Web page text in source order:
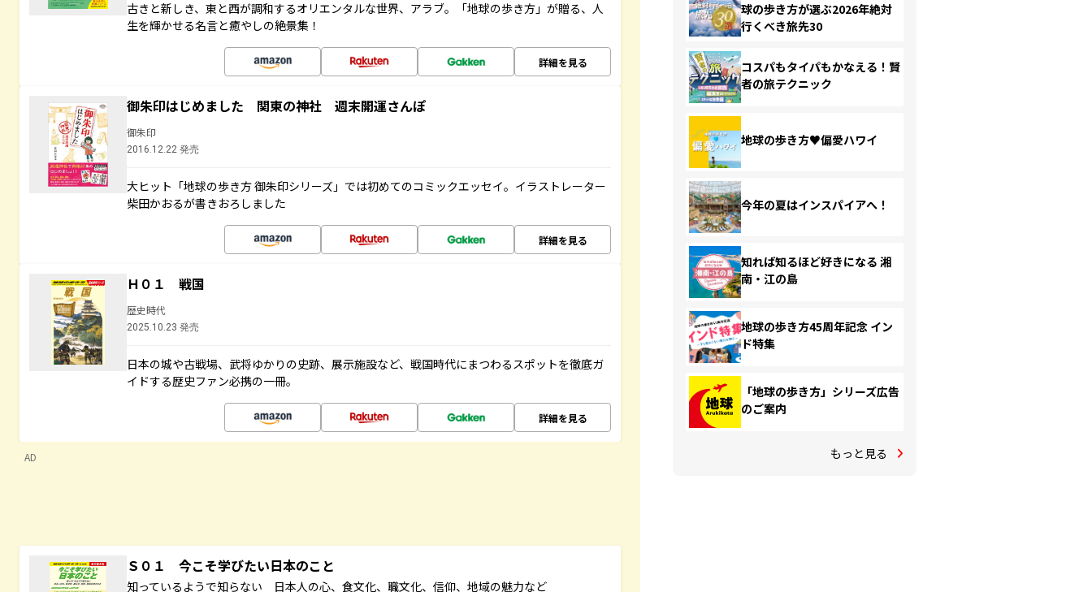
古きと新しき、東と西が調和するオリエンタルな世界、アラブ。「地球の歩き方」が贈る、人
生を輝かせる名言と癒やしの絶景集！
詳細を見る
御朱印はじめました 関東の神社 週末開運さんぽ
御朱印
2016.12.22 発売
大ヒット「地球の歩き方 御朱印シリーズ」では初めてのコミックエッセイ。イラストレーター
柴田かおるが書きおろしました
詳細を見る
Ｈ０１ 戦国
歴史時代
2025.10.23 発売
日本の城や古戦場、武将ゆかりの史跡、展示施設など、戦国時代にまつわるスポットを徹底ガ
イドする歴史ファン必携の一冊。
詳細を見る
AD
Ｓ０１ 今こそ学びたい日本のこと
知っているようで知らない 日本人の心、食文化、職文化、信仰、地域の魅力など
球の歩き方が選ぶ2026年絶対
行くべき旅先30
コスパもタイパもかなえる！賢
者の旅テクニック
地球の歩き方♥偏愛ハワイ
今年の夏はインスパイアへ！
知れば知るほど好きになる 湘
南・江の島
地球の歩き方45周年記念 イン
ド特集
「地球の歩き方」シリーズ広告
のご案内
もっと見る